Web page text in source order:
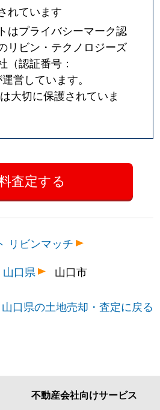
れています
はプライバシーマーク認
リビン・テクノロジーズ
（認証番号：
営しています。
大切に保護されていま
リビンマッチ
山口県 山口市
山口県の土地売却・査定に戻る
不動産会社向けサービス